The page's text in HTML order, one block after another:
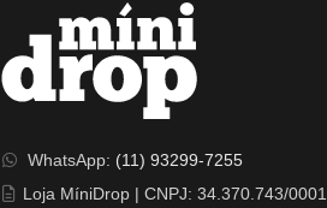
WhatsApp: (11) 93299-7255
Loja MíniDrop | CNPJ: 34.370.743/